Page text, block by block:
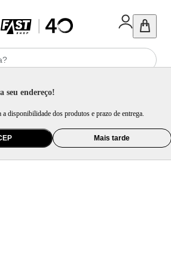
seu endereço!
disponibilidade dos produtos e prazo de entrega.
Mais tarde
Roupa / Lava e Seca